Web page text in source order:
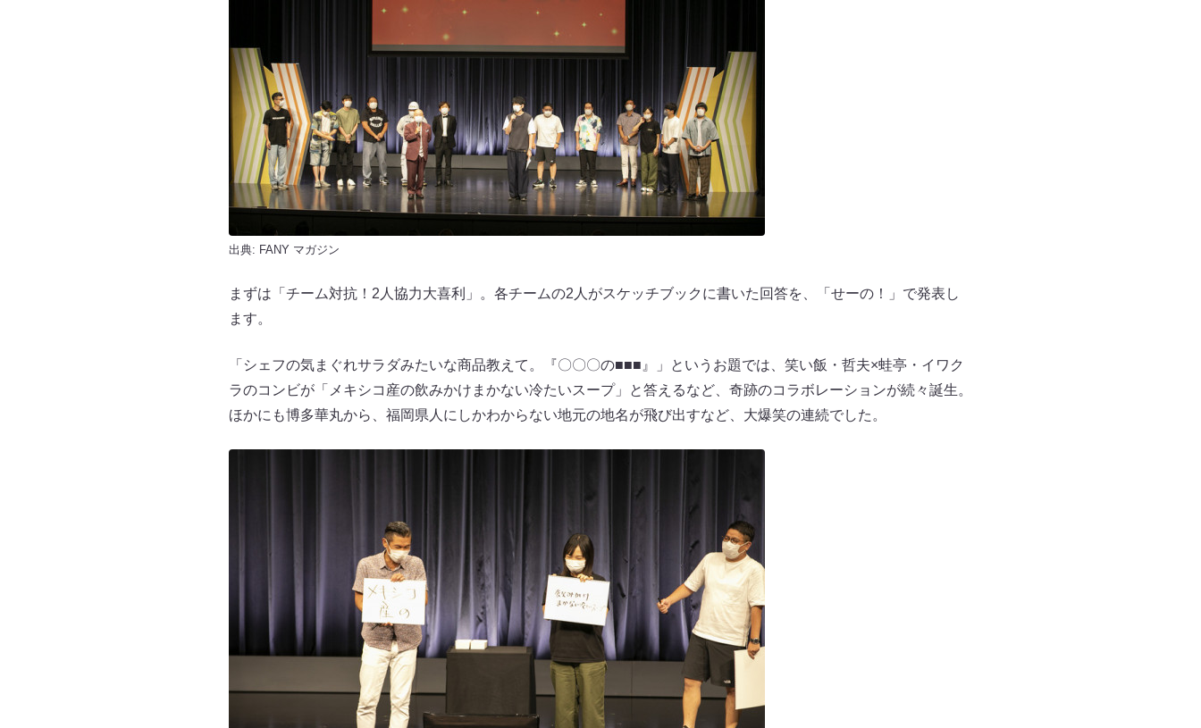
出典: FANY マガジン
まずは「チーム対抗！2人協力大喜利」。各チームの2人がスケッチブックに書いた回答を、「せーの！」で発表し
ます。
「シェフの気まぐれサラダみたいな商品教えて。『〇〇〇の■■■』」というお題では、笑い飯・哲夫×蛙亭・イワク
ラのコンビが「メキシコ産の飲みかけまかない冷たいスープ」と答えるなど、奇跡のコラボレーションが続々誕生。
ほかにも博多華丸から、福岡県人にしかわからない地元の地名が飛び出すなど、大爆笑の連続でした。